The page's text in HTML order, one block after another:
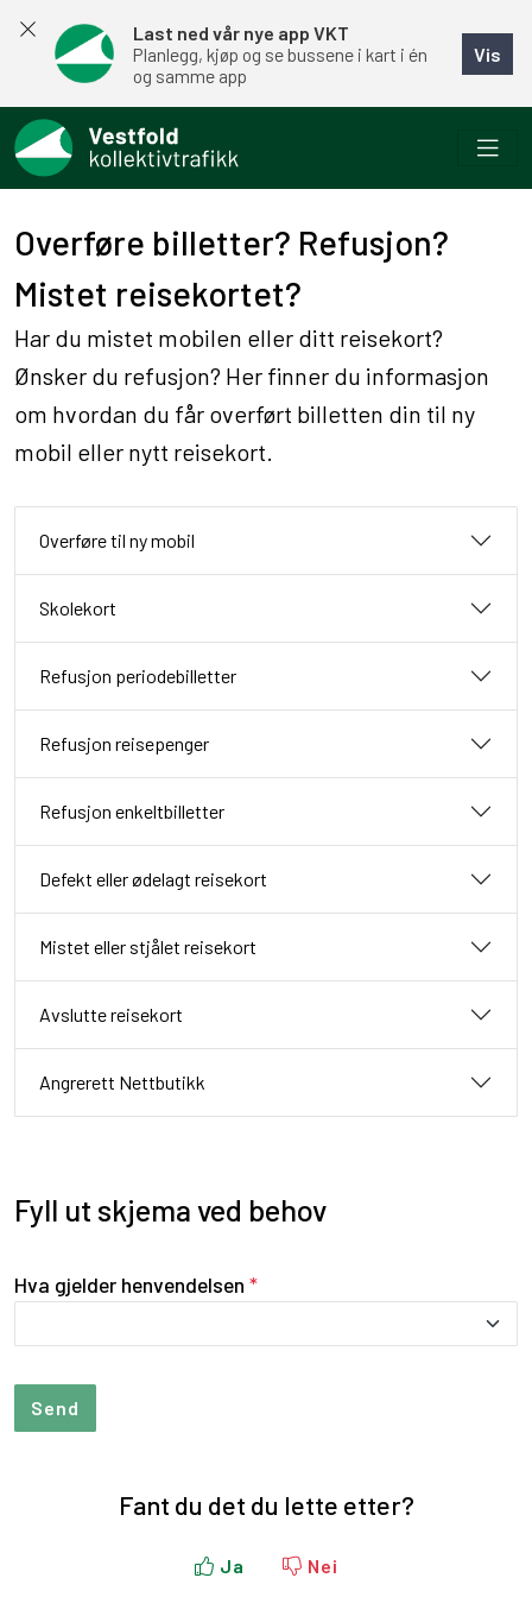
Last ned vår nye app VKT
Planlegg, kjøp og se bussene i kart i én
og samme app
Vis
Overføre billetter? Refusjon?
Mistet reisekortet?
Har du mistet mobilen eller ditt reisekort?
Ønsker du refusjon? Her finner du informasjon
om hvordan du får overført billetten din til ny
mobil eller nytt reisekort.
Overføre til ny mobil
Skolekort
Refusjon periodebilletter
Refusjon reisepenger
Refusjon enkeltbilletter
Defekt eller ødelagt reisekort
Mistet eller stjålet reisekort
Avslutte reisekort
Angrerett Nettbutikk
Fyll ut skjema ved behov
Hva gjelder henvendelsen *
Fant du det du lette etter?
Ja Nei